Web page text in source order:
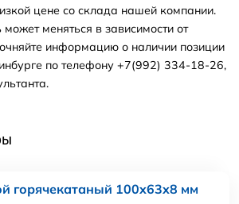
цене со склада нашей компании.
может меняться в зависимости от
информацию о наличии позиции
по телефону +7(992) 334-18-26,
горячекатаный 100x63x8 мм